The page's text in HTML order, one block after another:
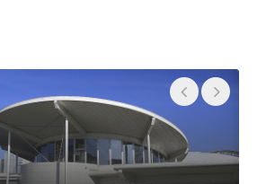
- Ingénierie